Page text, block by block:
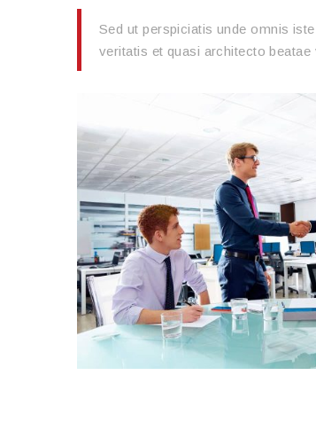
Sed ut perspiciatis unde omnis
veritatis et quasi architecto